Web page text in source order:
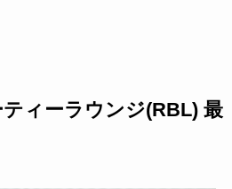
ィーラウンジ(RBL) 最